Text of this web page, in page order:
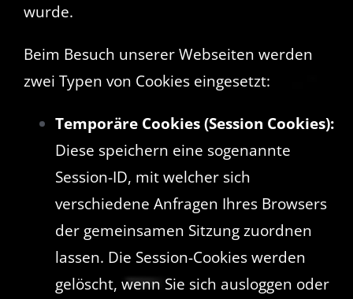
wurde.
Beim Besuch unserer Webseiten werden
zwei Typen von Cookies eingesetzt:
Temporäre Cookies (Session Cookies):
Diese speichern eine sogenannte
Session-ID, mit welcher sich
verschiedene Anfragen Ihres Browsers
der gemeinsamen Sitzung zuordnen
lassen. Die Session-Cookies werden
gelöscht, wenn Sie sich ausloggen oder